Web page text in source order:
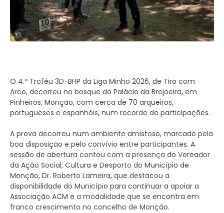
O 4.º Troféu 3D-BHP da Liga Minho 2026, de Tiro com
Arco, decorreu no bosque do Palácio da Brejoeira, em
Pinheiros, Monção, com cerca de 70 arqueiros,
portugueses e espanhóis, num recorde de participações.
A prova decorreu num ambiente amistoso, marcado pela
boa disposição e pelo convívio entre participantes. A
sessão de abertura contou com a presença do Vereador
da Ação Social, Cultura e Desporto do Município de
Monção, Dr. Roberto Lameira, que destacou a
disponibilidade do Município para continuar a apoiar a
Associação ACM e a modalidade que se encontra em
franco crescimento no concelho de Monção.